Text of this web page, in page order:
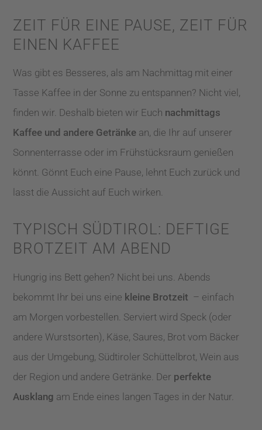
ZEIT FÜR EINE PAUSE, ZEIT FÜR
EINEN KAFFEE
Was gibt es Besseres, als am Nachmittag mit einer
Tasse Kaffee in der Sonne zu entspannen? Nicht viel,
finden wir. Deshalb bieten wir Euch nachmittags
Kaffee und andere Getränke an, die Ihr auf unserer
Sonnenterrasse oder im Frühstücksraum genießen
könnt. Gönnt Euch eine Pause, lehnt Euch zurück und
lasst die Aussicht auf Euch wirken.
TYPISCH SÜDTIROL: DEFTIGE
BROTZEIT AM ABEND
Hungrig ins Bett gehen? Nicht bei uns. Abends
bekommt Ihr bei uns eine kleine Brotzeit – einfach
am Morgen vorbestellen. Serviert wird Speck (oder
andere Wurstsorten), Käse, Saures, Brot vom Bäcker
aus der Umgebung, Südtiroler Schüttelbrot, Wein aus
der Region und andere Getränke. Der perfekte
Ausklang am Ende eines langen Tages in der Natur.